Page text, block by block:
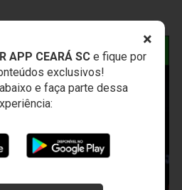
×
APP CEARÁ SCe fique por
exclusivos!
e faça parte dessa